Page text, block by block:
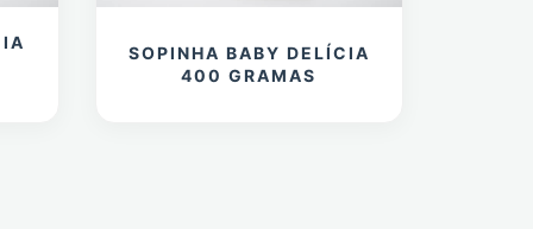
SOPINHA BABY DELÍCIA
400 GRAMAS